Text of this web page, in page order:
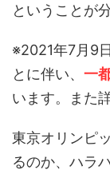
ということが
※2021年7月9
とに伴い、 一
います。また
東京オリンピ
るのか、ハラ